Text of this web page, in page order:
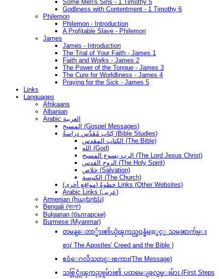
Some Men's Sins - 1 Timothy 5
Godliness with Contentment - 1 Timothy 6
Philemon
Philemon - Introduction
A Profitable Slave - Philemon
James
James - Introduction
The Trial of Your Faith - James 1
Faith and Works - James 2
The Power of the Tongue - James 3
The Cure for Worldliness - James 4
Praying for the Sick - James 5
Links
Languages
Afrikaans
Albanian
Arabic العربية
المسيح (Gospel Messages)
كِتَاب مُقَدَّس دراسةُ (Bible Studies)
الكتاب المقدس (The Bible)
الله (God)
الرب يسوع المسيح (The Lord Jesus Christ)
الروح القدس (The Holy Spirit)
خلاص (Salvation)
الكنيسة (The Church)
(مواقع أخرى) خطوةُ Links (Other Websites)
Arabic Links (عربى)
Armenian (հայերեն)
Bengali (বাংলা)
Bulgarian (български)
Burmese (Myanmar)
တမန္ေတာ္မ်ား၏ယုံၾကည္ဝန္ခံမႈႏွင့္ သမၼာက်မ္း
စာ( The Apostles' Creed and the Bible )
ဧဝံေဂလိသတင္းစကား(The Message)
သစ္လြင္ယုံၾကည္သူမ်ား၏ ပထမေျခလွမ္းမ်ား (First Steps